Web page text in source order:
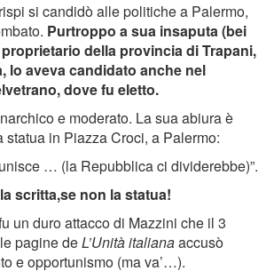
si candidò alle politiche a Palermo,
Purtroppo a sua insaputa (bei
della provincia di Trapani,
lo aveva candidato anche nel
dove fu eletto.
e moderato. La sua abiura è
statua in Piazza Croci, a Palermo:
… (la Repubblica ci dividerebbe)”.
scritta,se non la statua!
un duro attacco di Mazzini che il 3
pagine deL’Unità italianaaccusò
e opportunismo (ma va’…).